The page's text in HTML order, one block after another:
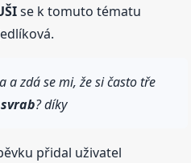
se k tomuto tématu
a zdá se mi, že si často tře
svrab? díky
přidal uživatel